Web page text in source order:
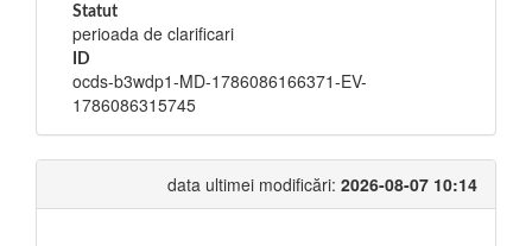
Statut
perioada de clarificari
ID
ocds-b3wdp1-MD-1786086166371-EV-
1786086315745
data ultimei modificări: 2026-08-07 10:14